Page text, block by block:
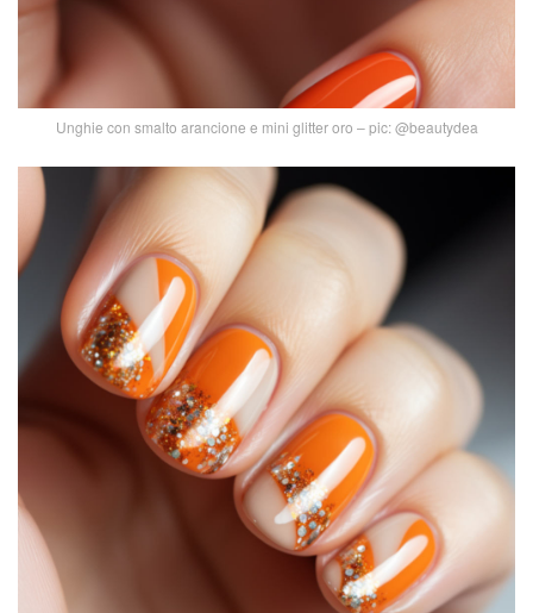
Unghie con smalto arancione e mini glitter oro – pic: @beautydea